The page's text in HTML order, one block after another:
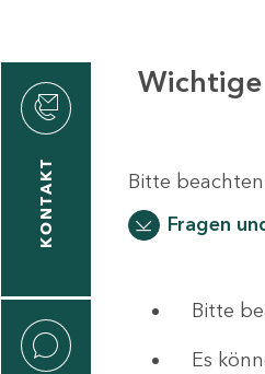
KONTAKT
Bitte
Fragen
Bitte
Es